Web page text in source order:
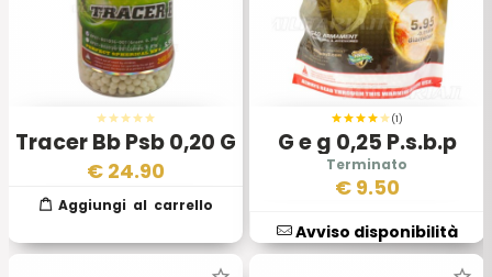
Tracer Bb Psb 0,20 G
€ 24.90
(1)
G e g 0,25 P.s.b.p
€ 9.50
Avviso disponibilità